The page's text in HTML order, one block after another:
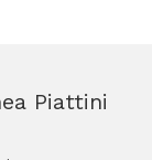
Piattini